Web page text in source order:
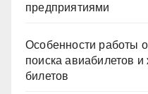
предприятиями
Особенности работы
поиска авиабилетов
билетов